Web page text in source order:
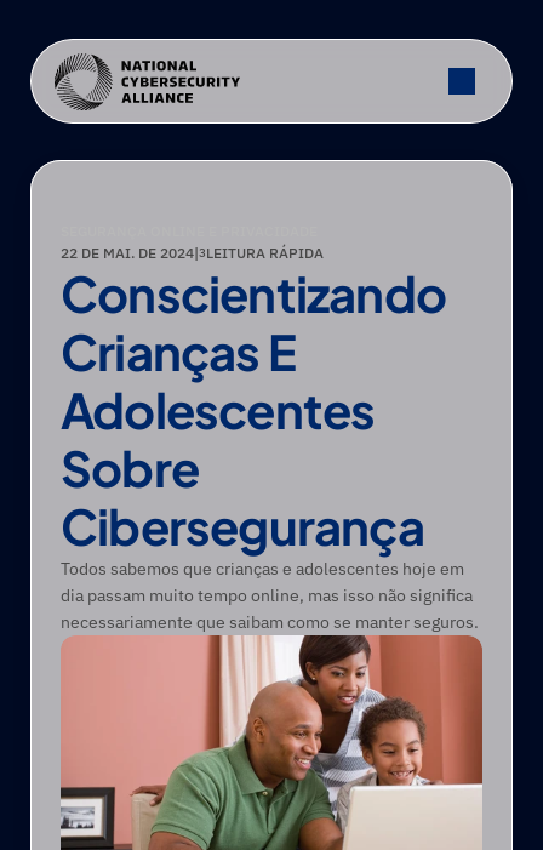
22 DE MAI. DE 2024|3LEITURA RÁPIDA
Conscientizando
Crianças E
Adolescentes
Sobre
Cibersegurança
Todos sabemos que crianças e adolescentes hoje em
dia passam muito tempo online, mas isso não significa
necessariamente que saibam como se manter seguros.